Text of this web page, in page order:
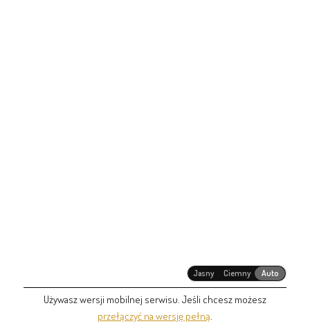
Jasny Ciemny Auto
Używasz wersji mobilnej serwisu. Jeśli chcesz możesz
przełączyć na wersję pełną